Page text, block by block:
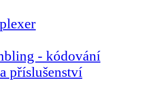
- kódování
příslušenství